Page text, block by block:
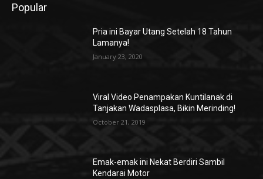
Popular
Pria ini Bayar Utang Setelah 18 Tahun
Lamanya!
January 23, 2020
Viral Video Penampakan Kuntilanak di
Tanjakan Wadasplasa, Bikin Merinding!
October 21, 2019
Emak-emak ini Nekat Berdiri Sambil
Kendarai Motor